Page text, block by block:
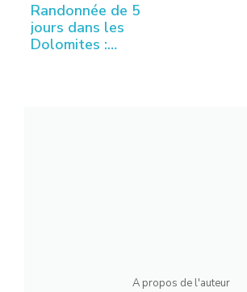
Randonnée de 5
jours dans les
Dolomites :
A propos de l'auteur